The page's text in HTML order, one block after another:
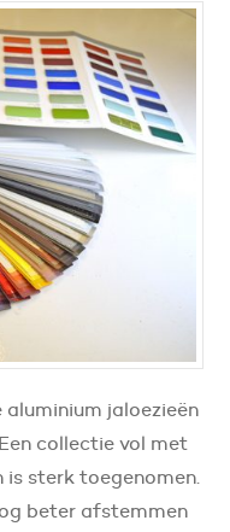
jaloezieën
collectie vol met
is sterk toegenomen.
beter afstemmen